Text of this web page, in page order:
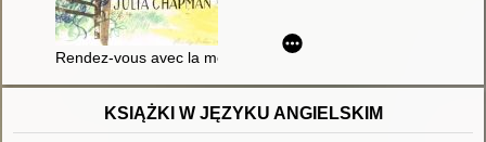
Rendez-vous avec la menace : une enquête de Samson et
KSIĄŻKI W JĘZYKU ANGIELSKIM